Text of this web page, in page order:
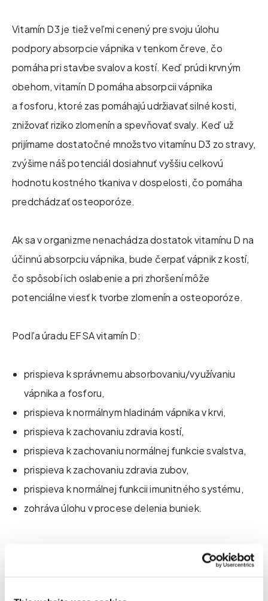
Vitamín D3 je tiež veľmi cenený pre svoju úlohu
podpory absorpcie vápnika v tenkom čreve, čo
pomáha pri stavbe svalov a kostí. Keď prúdi krvným
obehom, vitamín D pomáha absorpcii vápnika
a fosforu, ktoré zas pomáhajú udržiavať silné kosti,
znižovať riziko zlomenín a spevňovať svaly. Keď už
prijímame dostatočné množstvo vitamínu D3 zo stravy,
zvýšime náš potenciál dosiahnuť vyššiu celkovú
hodnotu kostného tkaniva v dospelosti, čo pomáha
predchádzať osteoporóze.
Ak sa v organizme nenachádza dostatok vitamínu D na
účinnú absorpciu vápnika, bude čerpať vápnik z kostí,
čo spôsobí ich oslabenie a pri zhoršení môže
potenciálne viesť k tvorbe zlomenín a osteoporóze.
Podľa úradu EFSA vitamín D:
prispieva k správnemu absorbovaniu/využívaniu
vápnika a fosforu,
prispieva k normálnym hladinám vápnika v krvi,
prispieva k zachovaniu zdravia kostí,
prispieva k zachovaniu normálnej funkcie svalstva,
prispieva k zachovaniu zdravia zubov,
prispieva k normálnej funkcii imunitného systému,
zohráva úlohu v procese delenia buniek.